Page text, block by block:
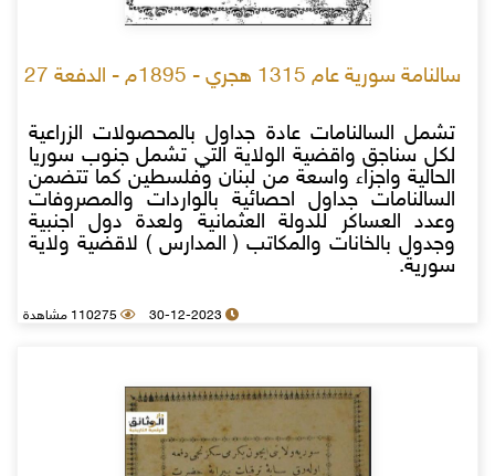
سالنامة سورية عام 1315 هجري - 1895م - الدفعة 27
تشمل السالنامات عادة جداول بالمحصولات الزراعية
لكل سناجق واقضية الولاية التي تشمل جنوب سوريا
الحالية واجزاء واسعة من لبنان وفلسطين كما تتضمن
السالنامات جداول احصائية بالواردات والمصروفات
وعدد العساكر للدولة العثمانية ولعدة دول اجنبية
وجدول بالخانات والمكاتب ( المدارس ) لاقضية ولاية
سورية.
30-12-2023 110275 مشاهدة